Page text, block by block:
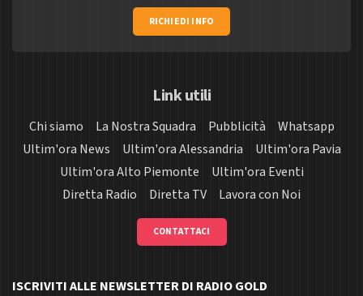
RICHIEDI INFO
Link utili
Chi siamo La Nostra Squadra Pubblicità
Whatsapp
Ultim'ora News
Ultim'ora Alessandria
Ultim'ora Pavia
Ultim'ora Alto Piemonte
Ultim'ora Eventi
Diretta Radio
Diretta TV Lavora con Noi
CONTATTACI
ISCRIVITI ALLE NEWSLETTER DI RADIO GOLD